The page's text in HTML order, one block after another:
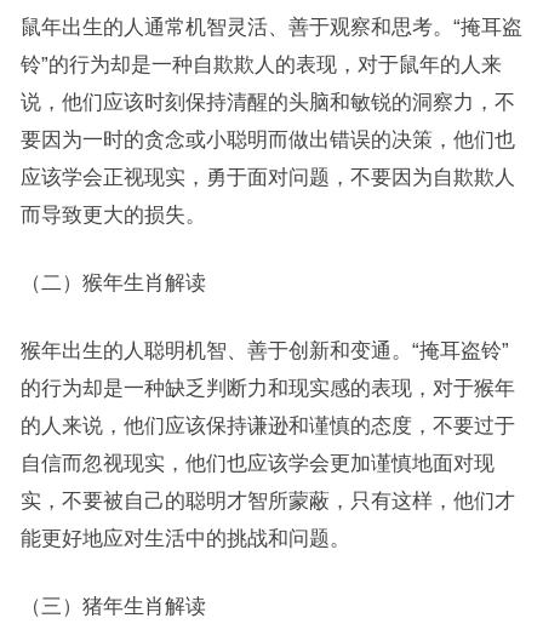
鼠年出生的人通常机智灵活、善于观察和思考。“掩耳盗
铃”的行为却是一种自欺欺人的表现，对于鼠年的人来
说，他们应该时刻保持清醒的头脑和敏锐的洞察力，不
要因为一时的贪念或小聪明而做出错误的决策，他们也
应该学会正视现实，勇于面对问题，不要因为自欺欺人
而导致更大的损失。
（二）猴年生肖解读
猴年出生的人聪明机智、善于创新和变通。“掩耳盗铃”
的行为却是一种缺乏判断力和现实感的表现，对于猴年
的人来说，他们应该保持谦逊和谨慎的态度，不要过于
自信而忽视现实，他们也应该学会更加谨慎地面对现
实，不要被自己的聪明才智所蒙蔽，只有这样，他们才
能更好地应对生活中的挑战和问题。
（三）猪年生肖解读